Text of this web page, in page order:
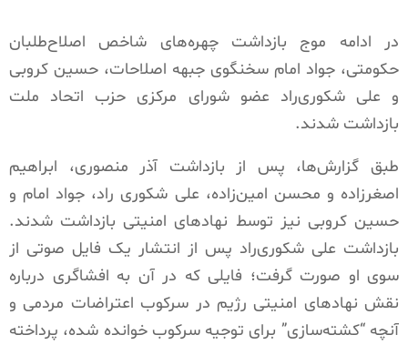
در ادامه موج بازداشت چهره‌های شاخص اصلاح‌طلبان
حکومتی، جواد امام سخنگوی جبهه اصلاحات، حسین کروبی
و علی شکوری‌راد عضو شورای مرکزی حزب اتحاد ملت
بازداشت شدند.
طبق گزارش‌ها، پس از بازداشت آذر منصوری، ابراهیم
اصغرزاده و محسن امین‌زاده، علی شکوری راد، جواد امام و
حسین کروبی نیز توسط نهادهای امنیتی بازداشت شدند.
بازداشت علی شکوری‌راد پس از انتشار یک فایل صوتی از
سوی او صورت گرفت؛ فایلی که در آن به افشاگری درباره
نقش نهادهای امنیتی رژیم در سرکوب اعتراضات مردمی و
آنچه “کشته‌سازی” برای توجیه سرکوب خوانده شده، پرداخته